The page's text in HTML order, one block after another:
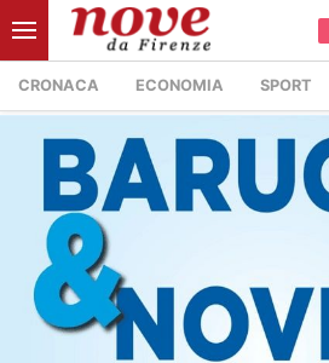
CRONACA ECONOMIA SPORT